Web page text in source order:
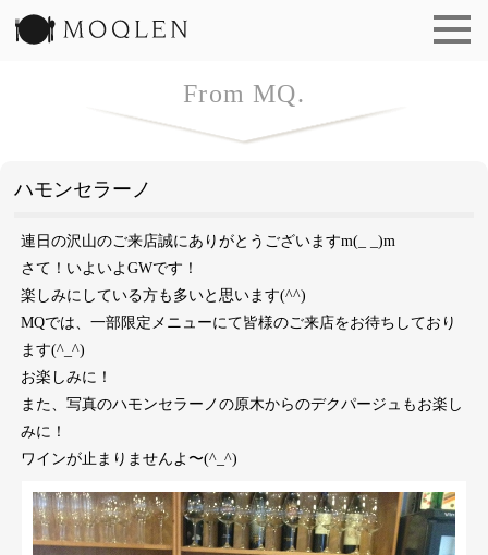
From MQ.
ハモンセラーノ
連日の沢山のご来店誠にありがとうございますm(_ _)m
さて！いよいよGWです！
楽しみにしている方も多いと思います(^^)
MQでは、一部限定メニューにて皆様のご来店をお待ちしており
ます(^_^)
お楽しみに！
また、写真のハモンセラーノの原木からのデクパージュもお楽し
みに！
ワインが止まりませんよ〜(^_^)